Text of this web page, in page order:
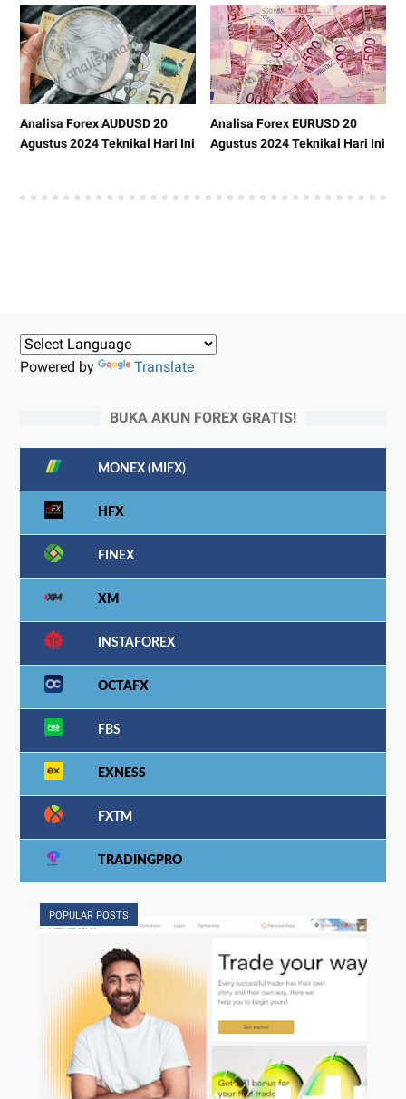
Analisa Forex AUDUSD 20
Agustus 2024 Teknikal Hari Ini
Analisa Forex EURUSD 20
Agustus 2024 Teknikal Hari Ini
Powered by Translate
BUKA AKUN FOREX GRATIS!
MONEX (MIFX)
HFX
FINEX
XM
INSTAFOREX
OCTAFX
FBS
EXNESS
FXTM
TRADINGPRO
POPULAR POSTS